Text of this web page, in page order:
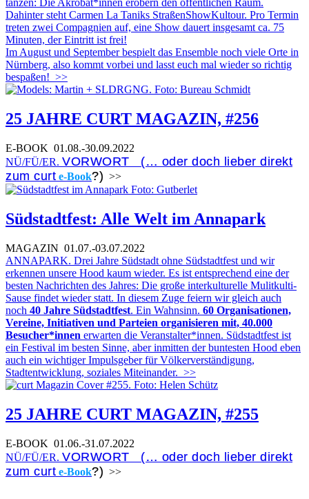
tanzen: Die Akrobat*innen erobern den öffentlichen Raum.
Dahinter steht Carmen La Taniks StraßenShowKultour. Pro Termin
treten zwei Compagnien auf, eine Show dauert insgesamt ca. 75
Minuten, der Eintritt ist frei!
Im August und September bespielt das Ensemble noch viele Orte in
Nürnberg, also kommt vorbei und lasst euch mal wieder so richtig
bespaßen! >>
25 JAHRE CURT MAGAZIN, #256
E-BOOK 01.08.-30.09.2022
NÜ/FÜ/ER. VORWORT (… oder doch lieber direkt
zum curt e-Book?) >>
Südstadtfest: Alle Welt im Annapark
MAGAZIN 01.07.-03.07.2022
ANNAPARK. Drei Jahre Südstadt ohne Südstadtfest und wir
erkennen unsere Hood kaum wieder. Es ist entsprechend eine der
besten Nachrichten des Jahres: Die große interkulturelle Mulitkulti-
Sause findet wieder statt. In diesem Zuge feiern wir gleich auch
noch 40 Jahre Südstadtfest. Ein Wahnsinn. 60 Organisationen,
Vereine, Initiativen und Parteien organisieren mit, 40.000
Besucher*innen erwarten die Veranstalter*innen. Südstadtfest ist
ein Festival im besten Sinne, aber inmitten der buntesten Hood eben
auch ein wichtiger Impulsgeber für Völkerverständigung,
Stadtentwicklung, soziales Miteinander. >>
25 JAHRE CURT MAGAZIN, #255
E-BOOK 01.06.-31.07.2022
NÜ/FÜ/ER. VORWORT (… oder doch lieber direkt
zum curt e-Book?) >>